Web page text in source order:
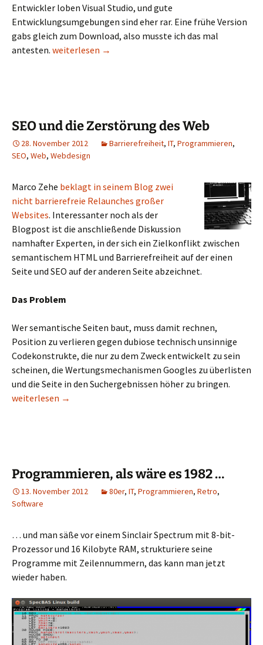
Entwickler loben Visual Studio, und gute
Entwicklungsumgebungen sind eher rar. Eine frühe Version
gabs gleich zum Download, also musste ich das mal
antesten. Visual Studio Code unter Ubuntu
weiterlesen →
SEO und die Zerstörung des Web
28. November 2012 Barrierefreiheit, IT, Programmieren,
SEO, Web, Webdesign
Marco Zehe beklagt in seinem Blog zwei
nicht barrierefreie Relaunches großer
Websites. Interessanter noch als der
Blogpost ist die anschließende Diskussion
namhafter Experten, in der sich ein Zielkonflikt zwischen
semantischem HTML und Barrierefreiheit auf der einen
Seite und SEO auf der anderen Seite abzeichnet.
Das Problem
Wer semantische Seiten baut, muss damit rechnen,
Position zu verlieren gegen dubiose technisch unsinnige
Codekonstrukte, die nur zu dem Zweck entwickelt zu sein
scheinen, die Wertungsmechanismen Googles zu überlisten
und die Seite in den Suchergebnissen höher zu bringen.
SEO und die Zerstörung des Web
weiterlesen →
Programmieren, als wäre es 1982 …
13. November 2012 80er, IT, Programmieren, Retro,
Software
… und man säße vor einem Sinclair Spectrum mit 8-bit-
Prozessor und 16 Kilobyte RAM, strukturiere seine
Programme mit Zeilennummern, das kann man jetzt
wieder haben.